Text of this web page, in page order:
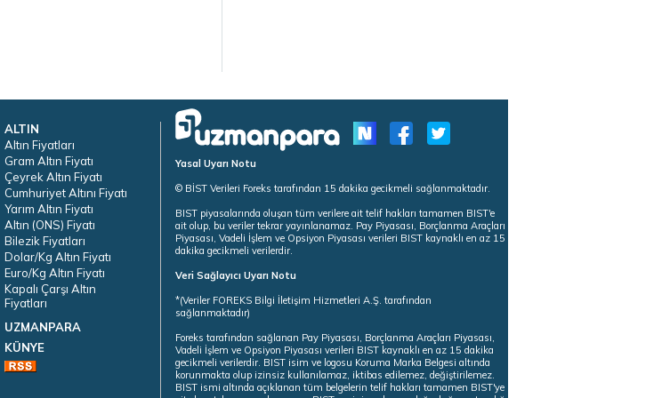
ALTIN
Altın Fiyatları
Gram Altın Fiyatı
Çeyrek Altın Fiyatı
Cumhuriyet Altını Fiyatı
Yarım Altın Fiyatı
Altın (ONS) Fiyatı
Bilezik Fiyatları
Dolar/Kg Altın Fiyatı
Euro/Kg Altın Fiyatı
Kapalı Çarşı Altın
Fiyatları
UZMANPARA
KÜNYE
Yasal Uyarı Notu
© BİST Verileri Foreks tarafından 15 dakika gecikmeli sağlanmaktadır.
BIST piyasalarında oluşan tüm verilere ait telif hakları tamamen BIST'e
ait olup, bu veriler tekrar yayınlanamaz. Pay Piyasası, Borçlanma Araçları
Piyasası, Vadeli İşlem ve Opsiyon Piyasası verileri BIST kaynaklı en az 15
dakika gecikmeli verilerdir.
Veri Sağlayıcı Uyarı Notu
*(Veriler FOREKS Bilgi İletişim Hizmetleri A.Ş. tarafından
sağlanmaktadır)
Foreks tarafından sağlanan Pay Piyasası, Borçlanma Araçları Piyasası,
Vadeli İşlem ve Opsiyon Piyasası verileri BIST kaynaklı en az 15 dakika
gecikmeli verilerdir. BIST isim ve logosu Koruma Marka Belgesi altında
korunmakta olup izinsiz kullanılamaz, iktibas edilemez, değiştirilemez.
BIST ismi altında açıklanan tüm belgelerin telif hakları tamamen BIST'ye